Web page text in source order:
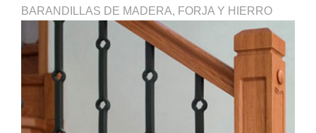
BARANDILLAS DE MADERA, FORJA Y HIERRO